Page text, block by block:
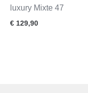
luxury Mixte 47
€ 129,90